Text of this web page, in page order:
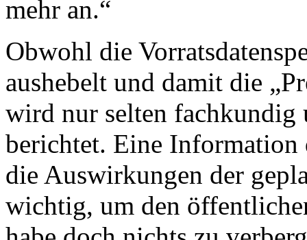
mehr an.“
Obwohl die
aushebelt und damit die
wird nur selten fachkundig
berichtet. Eine Information
die Auswirkungen der
wichtig, um den